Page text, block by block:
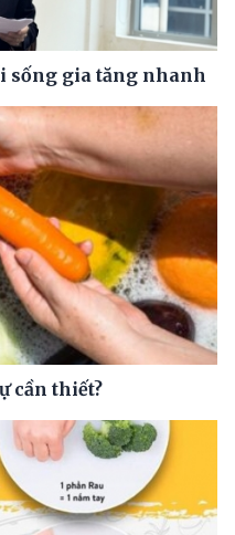
sống gia tăng nhanh
cần thiết?